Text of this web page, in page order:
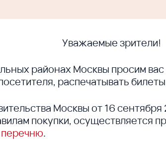
Уважаемые зрители!
районах Москвы просим
распечатывать
Москвы от 16
покупки, осуществляется
.